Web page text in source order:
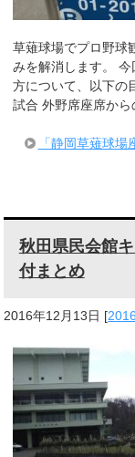
草薙球場でプロ野球
みを解消します。
方について、以下の
試合 外野席座席から
「静岡草薙球
秋田県民会館
付まとめ
2016年12月13日 [